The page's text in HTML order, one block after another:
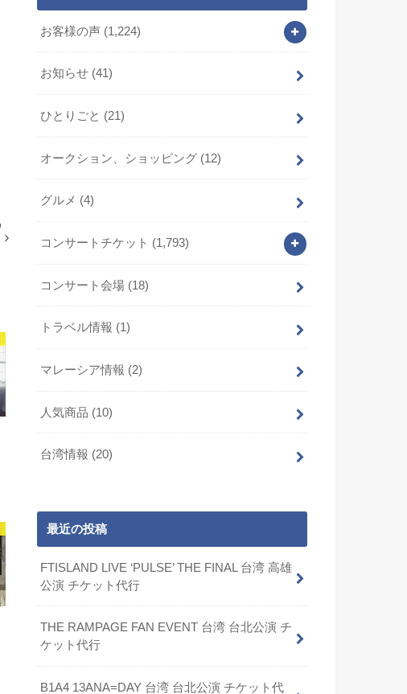
お客様の声 (1,224)
お知らせ (41)
ひとりごと (21)
オークション、ショッピング (12)
グルメ (4)
コンサートチケット (1,793)
コンサート会場 (18)
トラベル情報 (1)
マレーシア情報 (2)
人気商品 (10)
台湾情報 (20)
最近の投稿
FTISLAND LIVE ‘PULSE’ THE FINAL 台湾 高雄
公演 チケット代行
THE RAMPAGE FAN EVENT 台湾 台北公演 チ
ケット代行
B1A4 13ANA=DAY 台湾 台北公演 チケット代